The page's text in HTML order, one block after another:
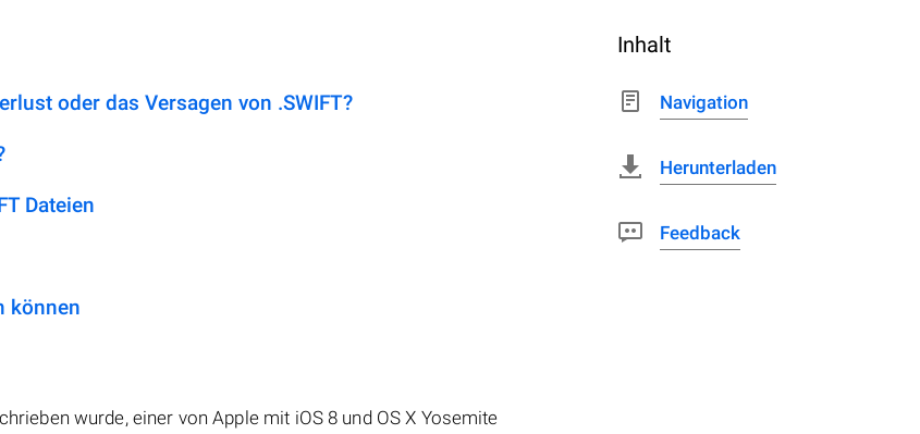
oder das Versagen von .SWIFT?
Dateien
können
wurde, einer von Apple mit iOS 8 und OS X Yosemite
Inhalt
Navigation
Herunterladen
Feedback